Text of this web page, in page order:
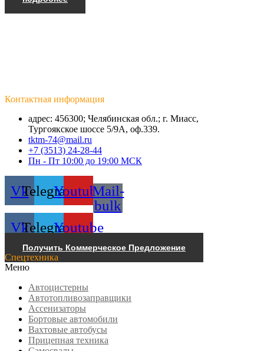
Контактная информация
адрес: 456300; Челябинская обл.; г. Миасс,
Тургоякское шоссе 5/9А, оф.339.
tktm-74@mail.ru
+7 (3513) 24-28-44
Пн - Пт 10:00 до 19:00 МСК
VkTelegramYoutubeMail-
bulk
VkTelegramYoutube
Получить Коммерческое Предложение
Спецтехника
Меню
Автоцистерны
Автотопливозаправщики
Ассенизаторы
Бортовые автомобили
Вахтовые автобусы
Прицепная техника